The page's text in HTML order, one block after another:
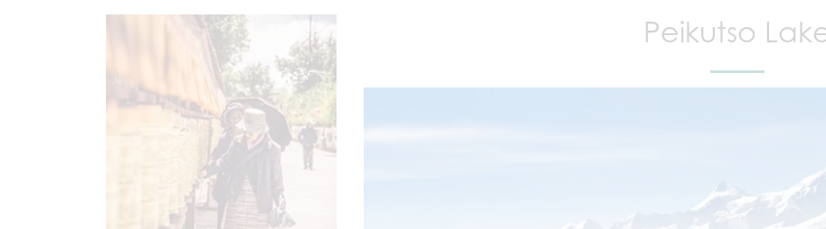
Peikutso